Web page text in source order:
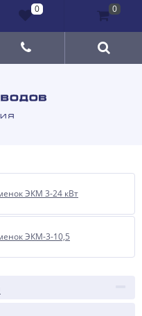
ЭКМ 3-24 кВт
ЭКМ-3-10,5
0 0